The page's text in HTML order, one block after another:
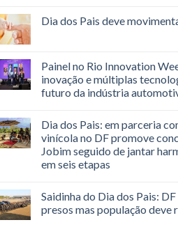
Dia dos Pais deve
Painel no Rio Innovation
inovação e múltiplas
futuro da indústria
Dia dos Pais: em parceria
vinícola no DF promove
Jobim seguido de jantar
em seis etapas
Saidinha do Dia dos Pais:
presos mas população deve